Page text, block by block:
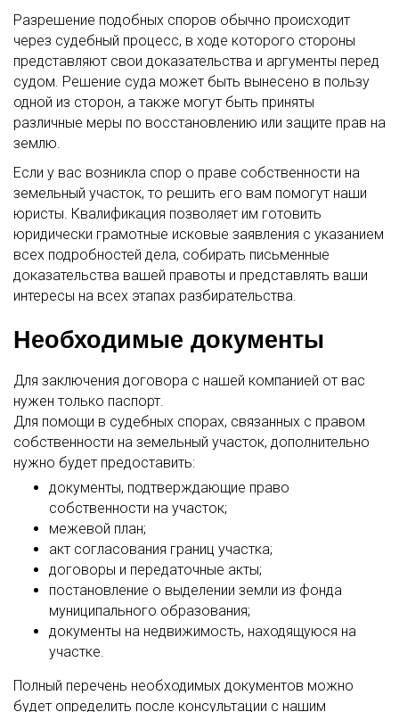
Разрешение подобных споров обычно происходит
через судебный процесс, в ходе которого стороны
представляют свои доказательства и аргументы перед
судом. Решение суда может быть вынесено в пользу
одной из сторон, а также могут быть приняты
различные меры по восстановлению или защите прав на
землю.
Если у вас возникла спор о праве собственности на
земельный участок, то решить его вам помогут наши
юристы. Квалификация позволяет им готовить
юридически грамотные исковые заявления с указанием
всех подробностей дела, собирать письменные
доказательства вашей правоты и представлять ваши
интересы на всех этапах разбирательства.
Необходимые документы
Для заключения договора с нашей компанией от вас
нужен только паспорт.
Для помощи в судебных спорах, связанных с правом
собственности на земельный участок, дополнительно
нужно будет предоставить:
документы, подтверждающие право
собственности на участок;
межевой план;
акт согласования границ участка;
договоры и передаточные акты;
постановление о выделении земли из фонда
муниципального образования;
документы на недвижимость, находящуюся на
участке.
Полный перечень необходимых документов можно
будет определить после консультации с нашим